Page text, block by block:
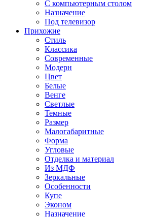
С компьютерным столом
Назначение
Под телевизор
Прихожие
Стиль
Классика
Современные
Модерн
Цвет
Белые
Венге
Светлые
Темные
Размер
Малогабаритные
Форма
Угловые
Отделка и материал
Из МДФ
Зеркальные
Особенности
Купе
Эконом
Назначение